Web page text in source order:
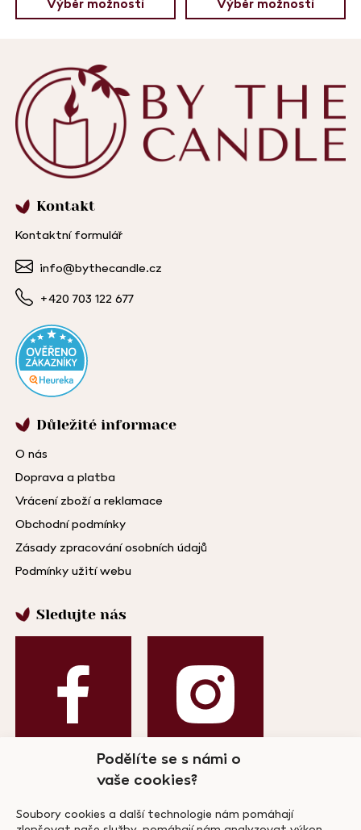
Podělíte se s námi o
vaše cookies?
Soubory cookies a další technologie nám pomáhají
Výběr možností Výběr možností
Kontakt
Kontaktní formulář
info@bythecandle.cz
+420 703 122 677
Důležité informace
O nás
Doprava a platba
Vrácení zboží a reklamace
Obchodní podmínky
Zásady zpracování osobních údajů
Podmínky užití webu
Sledujte nás